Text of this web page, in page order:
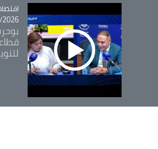
- 12:13